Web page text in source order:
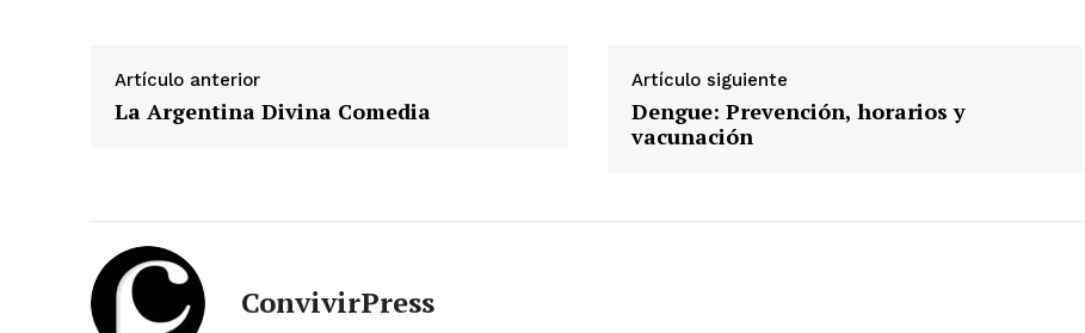
Artículo anterior
La Argentina Divina Comedia
Artículo siguiente
Dengue: Prevención, horarios y
vacunación
ConvivirPress